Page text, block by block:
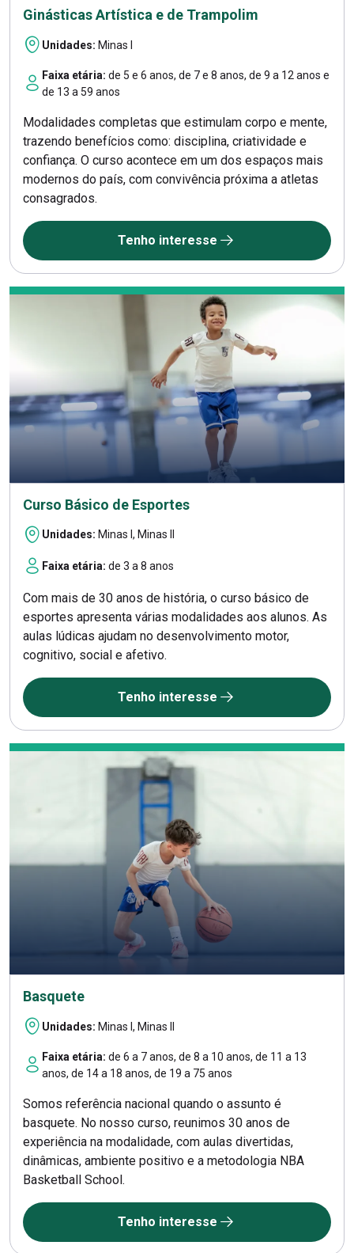
Ginásticas Artística e de Trampolim
Unidades: Minas I
Faixa etária: de 5 e 6 anos, de 7 e 8 anos, de 9 a 12 anos e
de 13 a 59 anos
Modalidades completas que estimulam corpo e mente,
trazendo benefícios como: disciplina, criatividade e
confiança. O curso acontece em um dos espaços mais
modernos do país, com convivência próxima a atletas
consagrados.
Tenho interesse
Curso Básico de Esportes
Unidades: Minas I, Minas II
Faixa etária: de 3 a 8 anos
Com mais de 30 anos de história, o curso básico de
esportes apresenta várias modalidades aos alunos. As
aulas lúdicas ajudam no desenvolvimento motor,
cognitivo, social e afetivo.
Tenho interesse
Basquete
Unidades: Minas I, Minas II
Faixa etária: de 6 a 7 anos, de 8 a 10 anos, de 11 a 13
anos, de 14 a 18 anos, de 19 a 75 anos
Somos referência nacional quando o assunto é
basquete. No nosso curso, reunimos 30 anos de
experiência na modalidade, com aulas divertidas,
dinâmicas, ambiente positivo e a metodologia NBA
Basketball School.
Tenho interesse